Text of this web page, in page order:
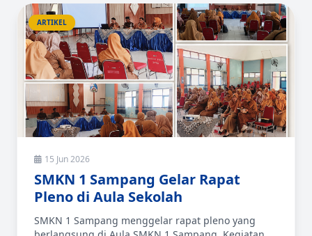
ARTIKEL
15 Jun 2026
SMKN 1 Sampang Gelar Rapat
Pleno di Aula Sekolah
SMKN 1 Sampang menggelar rapat pleno yang